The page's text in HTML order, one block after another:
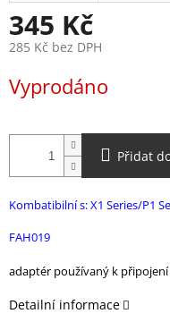
345 Kč
285 Kč bez DPH
cena:
Vyprodáno
Přidat
Kombatibilní s: X1 Series/P1
FAH019
adaptér používaný k připojení
Detailní informace